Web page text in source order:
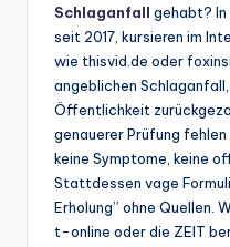
Schlaganfall gehabt? In
seit 2017, kursieren im
wie thisvid.de oder
angeblichen
Öffentlichkeit
genauerer Prüfung fehlen
keine Symptome, keine
Stattdessen vage
Erholung” ohne Quellen.
t-online oder die ZEIT